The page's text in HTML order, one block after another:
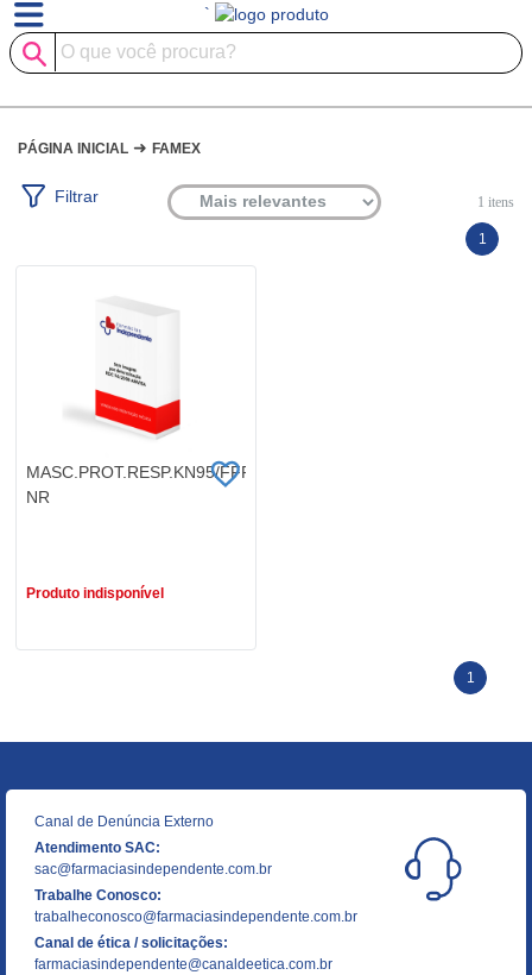
`
PÁGINA INICIAL ➜ FAMEX
Filtrar 1 itens
1
MASC.PROT.RESP.KN95/FFF2
NR
Produto indisponível
1
Canal de Denúncia Externo
Atendimento SAC:
sac@farmaciasindependente.com.br
Trabalhe Conosco:
trabalheconosco@farmaciasindependente.com.br
Canal de ética / solicitações:
farmaciasindependente@canaldeetica.com.br